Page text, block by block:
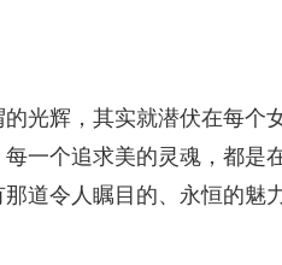
光辉，其实就潜伏在每个
一个追求美的灵魂，都是
道令人瞩目的、永恒的魅力